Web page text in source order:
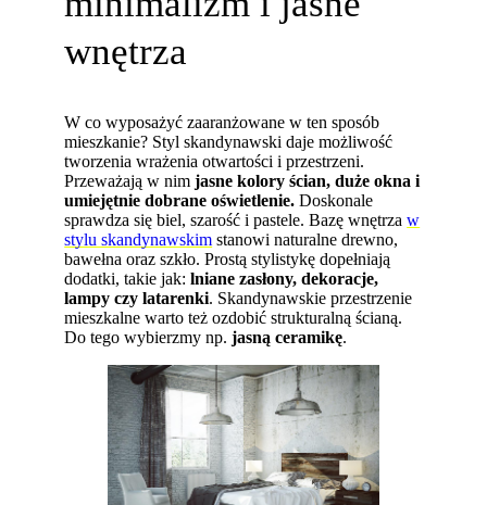
wnętrza
W co wyposażyć zaaranżowane w ten sposób
mieszkanie? Styl skandynawski daje możliwość
tworzenia wrażenia otwartości i przestrzeni.
Przeważają w nimjasne kolory ścian, duże okna i
umiejętnie dobrane oświetlenie. Doskonale
sprawdza się biel, szarość i pastele. Bazę wnętrzaw
stylu skandynawskim stanowi naturalne drewno,
bawełna oraz szkło. Prostą stylistykę dopełniają
dodatki, takie jak:lniane zasłony, dekoracje,
lampy czy latarenki. Skandynawskie przestrzenie
mieszkalne warto też ozdobić strukturalną ścianą.
Do tego wybierzmy np.jasną ceramikę.